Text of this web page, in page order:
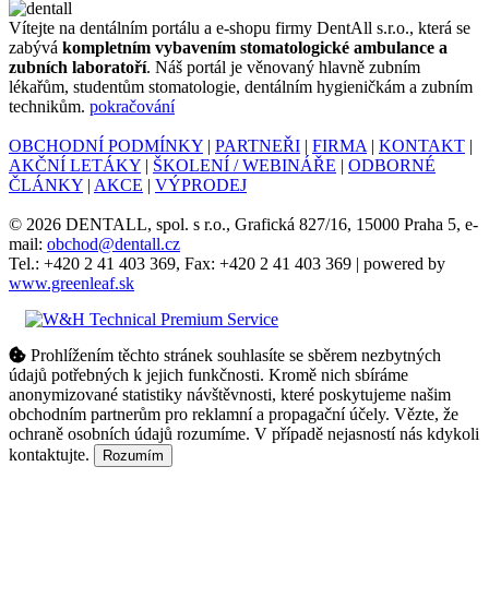
Ví­tejte na dentálním portálu a e-shopu firmy DentAll s.r.o., která se
zabývá kompletním vybavením stomatologické ambulance a
zubních laboratoří. Náš portál je věnovaný hlavně zubním
lékařům, studentům stomatologie, dentálním hygieničkám a zubním
technikům. pokračování
OBCHODNÍ PODMÍNKY PARTNEŘI FIRMA| KONTAKT
AKČNÍ LETÁKY
ŠKOLENÍ / WEBINÁŘE
ODBORNÉ
ČLÁNKY AKCE VÝPRODEJ
© 2026 DENTALL, spol. s r.o., Grafická 827/16, 15000 Praha 5, e-
mail: obchod@dentall.cz
Tel.: +420 2 41 403 369, Fax: +420 2 41 403 369 | powered by
www.greenleaf.sk
Prohlížením těchto stránek souhlasíte se sběrem nezbytných
údajů potřebných k jejich funkčnosti. Kromě nich sbíráme
anonymizované statistiky návštěvnosti, které poskytujeme našim
obchodním partnerům pro reklamní a propagační účely. Vězte, že
ochraně osobních údajů rozumíme. V případě nejasností nás kdykoli
kontaktujte.
Rozumím